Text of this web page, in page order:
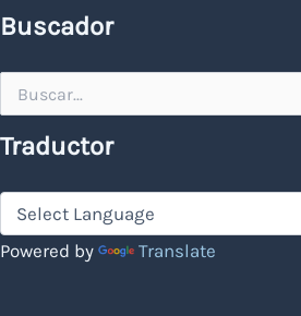
Buscador
por:
Traductor
Powered by Translate